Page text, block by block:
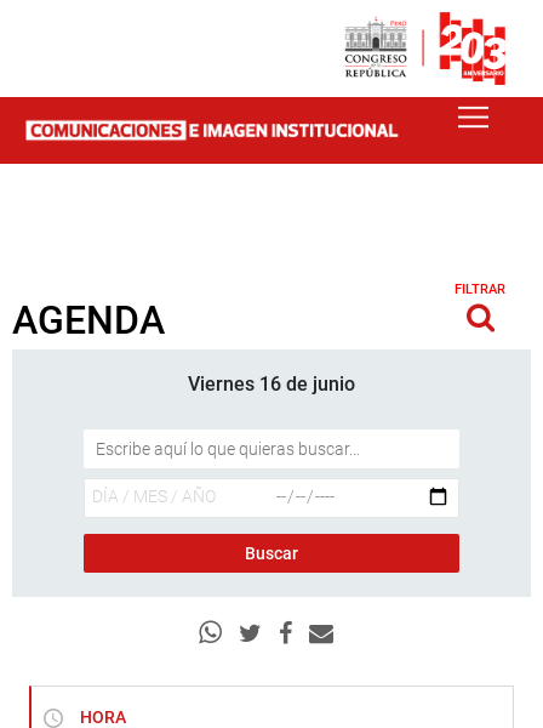
AGENDA
FILTRAR
Viernes 16 de junio
HORA